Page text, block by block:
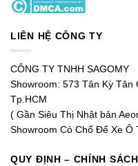
LIÊN HỆ CÔNG TY
CÔNG TY TNHH SAGOMY
Showroom: 573 Tân Kỳ Tân
Tp.HCM
( Gần Siêu Thị Nhật bản
Showroom Có Chổ Để Xe Ô
QUY ĐỊNH – CHÍNH SÁCH